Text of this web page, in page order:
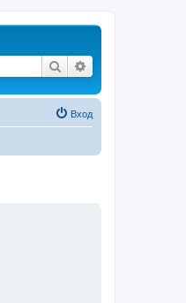
Поиск
Вход